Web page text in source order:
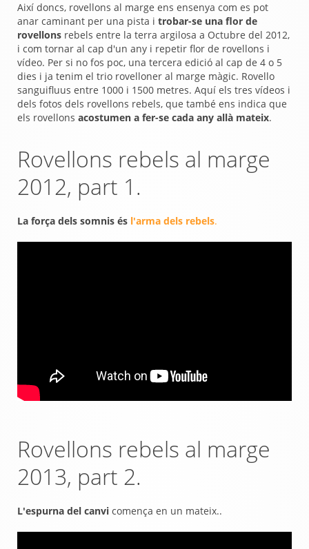
Així doncs, rovellons al marge ens ensenya com es pot
anar caminant per una pista i trobar-se una flor de
rovellons rebels entre la terra argilosa a Octubre del 2012,
i com tornar al cap d'un any i repetir flor de rovellons i
vídeo. Per si no fos poc, una tercera edició al cap de 4 o 5
dies i ja tenim el trio rovelloner al marge màgic. Rovello
sanguifluus entre 1000 i 1500 metres. Aquí els tres vídeos i
dels fotos dels rovellons rebels, que també ens indica que
els rovellons acostumen a fer-se cada any allà mateix.
Rovellons rebels al marge
2012, part 1.
La força dels somnis és l'arma dels rebels.
Rovellons rebels al marge
2013, part 2.
L'espurna del canvi comença en un mateix..